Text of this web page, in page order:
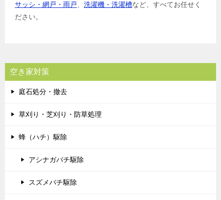
サッシ・網戸・雨戸
洗濯機・洗濯槽など、すべてお任せく
ださい。
空き家対策
庭石処分・撤去
草刈り・芝刈り・防草処理
蜂（ハチ）駆除
アシナガバチ駆除
スズメバチ駆除